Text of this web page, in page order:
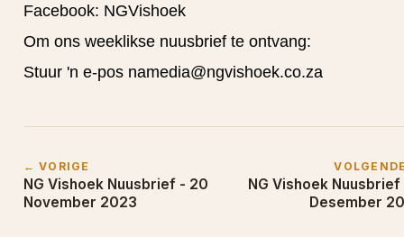
Facebook: NGVishoek
Om ons weeklikse nuusbrief te ontvang:
Stuur 'n e-pos namedia@ngvishoek.co.za
← VORIGE
NG Vishoek Nuusbrief - 20
November 2023
NG Vishoek Nuusbrief
Desember